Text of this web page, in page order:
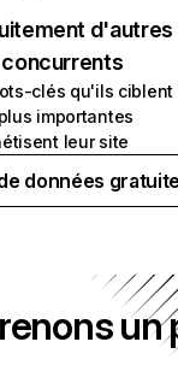
d'autres
clés qu'ils ciblent
importantes
leur site
données
un